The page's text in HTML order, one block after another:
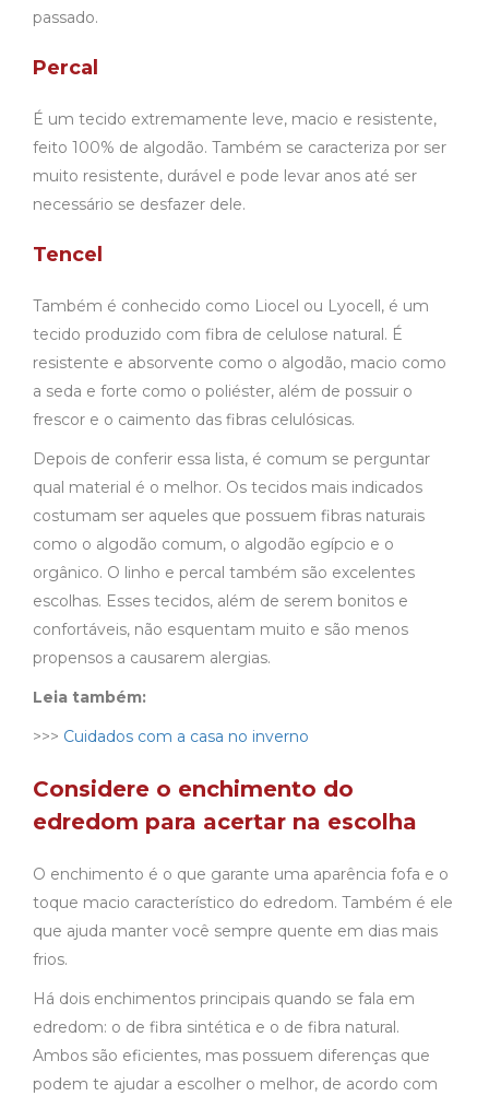
passado.
Percal
É um tecido extremamente leve, macio e resistente,
feito 100% de algodão. Também se caracteriza por ser
muito resistente, durável e pode levar anos até ser
necessário se desfazer dele.
Tencel
Também é conhecido como Liocel ou Lyocell, é um
tecido produzido com fibra de celulose natural. É
resistente e absorvente como o algodão, macio como
a seda e forte como o poliéster, além de possuir o
frescor e o caimento das fibras celulósicas.
Depois de conferir essa lista, é comum se perguntar
qual material é o melhor. Os tecidos mais indicados
costumam ser aqueles que possuem fibras naturais
como o algodão comum, o algodão egípcio e o
orgânico. O linho e percal também são excelentes
escolhas. Esses tecidos, além de serem bonitos e
confortáveis, não esquentam muito e são menos
propensos a causarem alergias.
Leia também:
>>> Cuidados com a casa no inverno
Considere o enchimento do
edredom para acertar na escolha
O enchimento é o que garante uma aparência fofa e o
toque macio característico do edredom. Também é ele
que ajuda manter você sempre quente em dias mais
frios.
Há dois enchimentos principais quando se fala em
edredom: o de fibra sintética e o de fibra natural.
Ambos são eficientes, mas possuem diferenças que
podem te ajudar a escolher o melhor, de acordo com